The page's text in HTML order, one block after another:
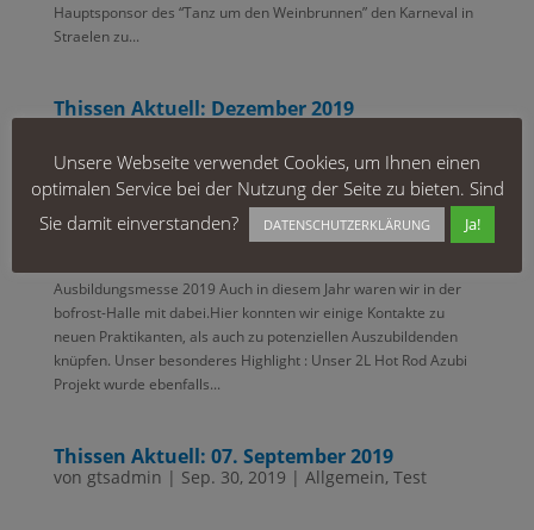
Hauptsponsor des “Tanz um den Weinbrunnen” den Karneval in
Straelen zu...
Thissen Aktuell: Dezember 2019
Thissen Aktuell: 05. Oktober 2019
Okt. 16, 2019|Allgemein,Test
Ausbildungsmesse 2019 Auch in diesem Jahr waren wir in der
bofrost-Halle mit dabei.Hier konnten wir einige Kontakte zu
neuen Praktikanten, als auch zu potenziellen Auszubildenden
knüpfen. Unser besonderes Highlight : Unser 2L Hot Rod Azubi
Projekt wurde ebenfalls...
Thissen Aktuell: 07. September 2019
von gtsadmin | Sep. 30, 2019 | Allgemein, Test
Unsere Webseite verwendet Cookies, um Ihnen einen
optimalen Service bei der Nutzung der Seite zu bieten. Sind
Sie damit einverstanden?
DATENSCHUTZERKLÄRUNG Ja!